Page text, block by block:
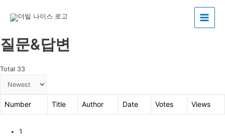
Main
질문&답변
Total 33
Number Title Author Date Votes Views
1